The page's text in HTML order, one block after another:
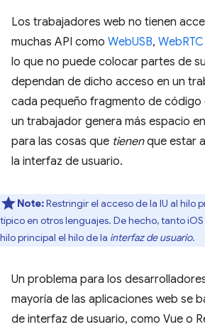
Los trabajadores web no tienen
muchas API como WebUSB, WebRTC
lo que no puede colocar partes de
dependan de dicho acceso en un
cada pequeño fragmento de código
un trabajador genera más espacio
para las cosas que tienenque estar
la interfaz de usuario.
Note:Restringir el acceso de la IU al hilo
típico en otros lenguajes. De hecho, tanto
hilo principal el hilo de la interfaz de usuario.
Un problema para los
mayoría de las aplicaciones web se
de interfaz de usuario, como Vue o